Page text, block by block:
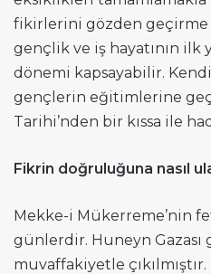
fikirlerini gözden
gençlik ve iş hayatının ilk
dönemi kapsayabilir.
gençlerin eğitimlerine
Tarihi’nden bir kıssa ile
Fikrin doğruluğuna nasıl
Mekke-i Mükerreme’nin
günlerdir. Huneyn
muvaffakiyetle